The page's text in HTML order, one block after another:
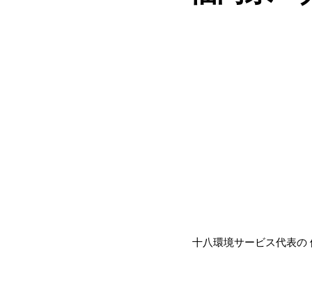
十八環境サービス代表の